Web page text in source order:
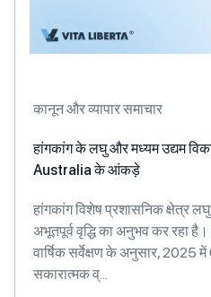
कानून और व्यापार समाचार
हांगकांग के लघु और मध्यम उद्यम
Australia के आंकड़े
हांगकांग विशेष प्रशासनिक क्षेत्र
अभूतपूर्व वृद्धि का अनुभव कर रहा है।
वार्षिक सर्वेक्षण के अनुसार, 2025
सकारात्मक व्...